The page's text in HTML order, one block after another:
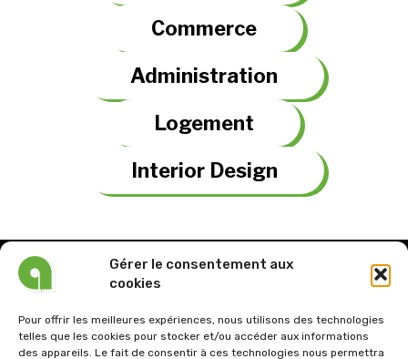
Gérer le consentement aux
cookies
Pour offrir les meilleures expériences, nous utilisons des technologies
telles que les cookies pour stocker et/ou accéder aux informations
des appareils. Le fait de consentir à ces technologies nous permettra
Commerce
Administration
Logement
Interior Design
Tel : 03.21.61.26.57